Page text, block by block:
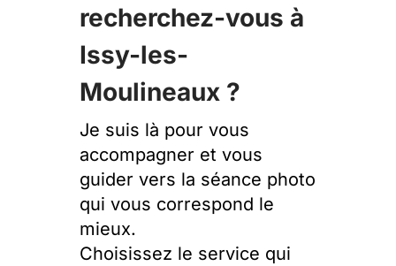
recherchez-vous à
Issy-les-
Moulineaux ?
Je suis là pour vous
accompagner et vous
guider vers la séance photo
qui vous correspond le
mieux.
Choisissez le service qui